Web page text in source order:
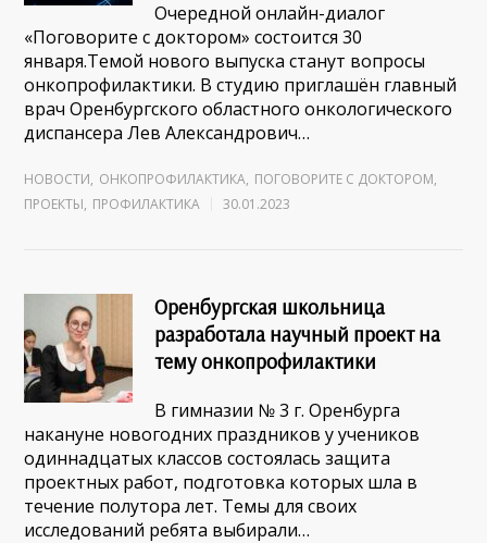
Очередной онлайн-диалог
«Поговорите с доктором» состоится 30
января.Темой нового выпуска станут вопросы
онкопрофилактики. В студию приглашён главный
врач Оренбургского областного онкологического
диспансера Лев Александрович…
НОВОСТИ, ОНКОПРОФИЛАКТИКА, ПОГОВОРИТЕ С ДОКТОРОМ,
ПРОЕКТЫ, ПРОФИЛАКТИКА 30.01.2023
Оренбургская школьница
разработала научный проект на
тему онкопрофилактики
В гимназии № 3 г. Оренбурга
накануне новогодних праздников у учеников
одиннадцатых классов состоялась защита
проектных работ, подготовка которых шла в
течение полутора лет. Темы для своих
исследований ребята выбирали…